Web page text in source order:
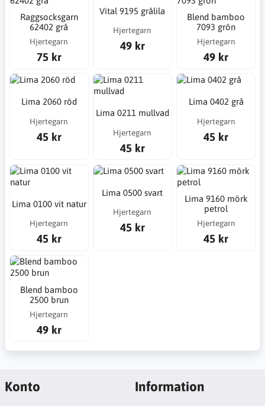
Raggsocksgarn
62402 grå
Hjertegarn
75 kr
Vital 9195 grålila
Hjertegarn
49 kr
Blend bamboo
7093 grön
Hjertegarn
49 kr
Lima 2060 röd
Hjertegarn
45 kr
Lima 0211 mullvad
Hjertegarn
45 kr
Lima 0402 grå
Hjertegarn
45 kr
Lima 0100 vit natur
Hjertegarn
45 kr
Lima 0500 svart
Hjertegarn
45 kr
Lima 9160 mörk
petrol
Hjertegarn
45 kr
Blend bamboo
2500 brun
Hjertegarn
49 kr
Konto Information